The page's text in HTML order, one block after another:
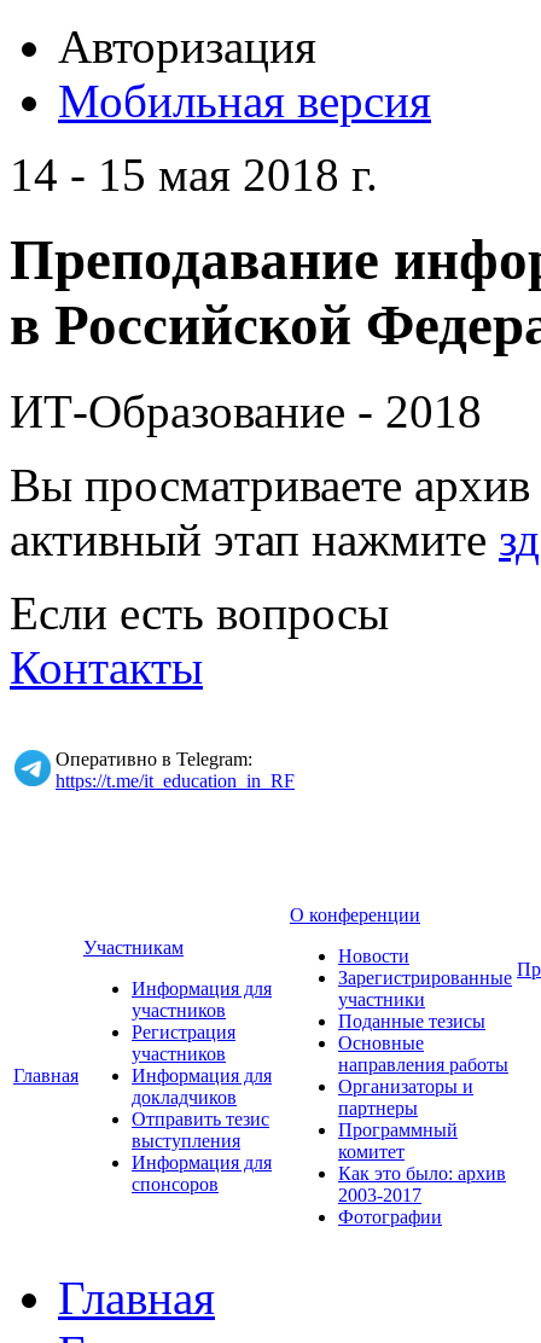
Авторизация
Мобильная версия
14 - 15 мая 2018 г.
Преподавание
в Российской
ИТ-Образование - 2018
Вы просматриваете
активный этап нажмите
Если есть вопросы
Контакты
Оперативно в Telegram:
https://t.me/it_education_in_RF
Главная
Участникам
Информация для
участников
Регистрация
участников
Информация для
докладчиков
Отправить тезис
выступления
Информация для
спонсоров
О конференции
Новости
Зарегистрированные
участники
Поданные тезисы
Основные
направления работы
Организаторы и
партнеры
Программный
комитет
Как это было: архив
2003-2017
Фотографии
Главная